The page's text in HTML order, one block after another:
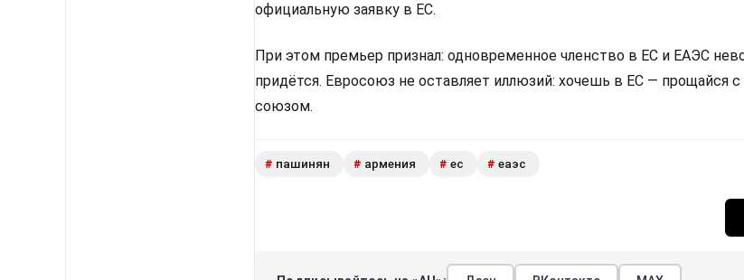
официальную заявку в ЕС.
При этом премьер признал: одновременное членство в ЕС и ЕАЭС
придётся. Евросоюз не оставляет иллюзий: хочешь в ЕС — прощайся
союзом.
# пашинян # армения # ес # еаэс